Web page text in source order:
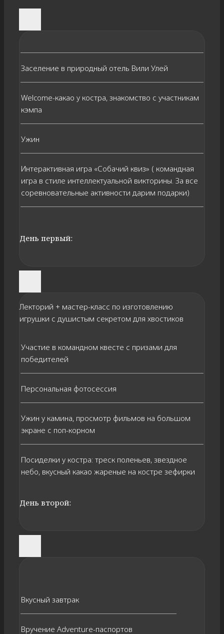
Заселение в природный отель Вили Улей
Welcome-какао у костра, знакомство с участникам
кэмпа
Ужин
Интерактивная игра «Собачий квиз» ( командная
игра в стиле интеллектуальной викторины. За все
соревновательные активности дарим подарки)
День первый:
Лекторий + мастер-класс по изготовлению
игрушки с душистым секретом для хвостиков
⁠Участие в командном квесте с призами для
победителей
Персональная фотосессия
Ужин у камина, просмотр фильмов на большом
экране с поп-корном
Посиделки у костра: треск поленьев, звездное
небо, вкусный какао жареные на костре зефирки
День второй:
Вкусный завтрак
Вручение Adventure-паспортов